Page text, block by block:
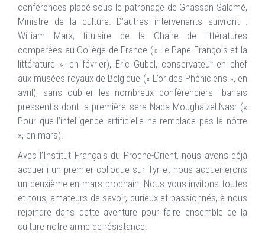
conférences placé sous le patronage de Ghassan Salamé,
Ministre de la culture. D’autres intervenants suivront :
William Marx, titulaire de la Chaire de littératures
comparées au Collège de France (« Le Pape François et la
littérature », en février), Éric Gubel, conservateur en chef
aux musées royaux de Belgique (« L’or des Phéniciens », en
avril), sans oublier les nombreux conférenciers libanais
pressentis dont la première sera Nada Moughaizel-Nasr («
Pour que l’intelligence artificielle ne remplace pas la nôtre
», en mars).
Avec l’Institut Français du Proche-Orient, nous avons déjà
accueilli un premier colloque sur Tyr et nous accueillerons
un deuxième en mars prochain. Nous vous invitons toutes
et tous, amateurs de savoir, curieux et passionnés, à nous
rejoindre dans cette aventure pour faire ensemble de la
culture notre arme de résistance.